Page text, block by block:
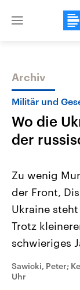
Close
Themen
USA
Aktuelle
Hintergründe
Wirtschaftlich
gehören die
den mächtigsten
aktuelle
Archiv
Militär und
Wo die
der
Zu wenig
der Front,
Ukraine
Trotz
schwieriges
Sawicki, Peter;
Uhr